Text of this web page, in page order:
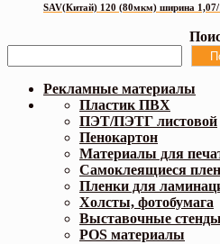
SAV(Китай) 120 (80мкм) ширина 1,07/
Рекламные материалы
Пластик ПВХ
ПЭТ/ПЭТГ листовой
Пенокартон
Материалы для
Самоклеящиеся
Пленки для
Холсты, фотобумага
Выставочные стенды
POS материалы